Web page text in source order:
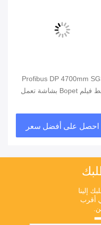
Profibus DP 4700mm
خط فيلم Bopet بشاشة تعمل
احصل على أفضل سعر